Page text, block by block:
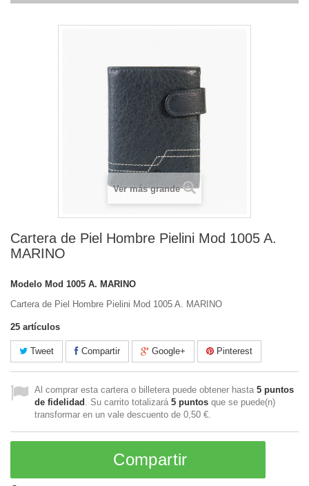
Ver más grande
Cartera de Piel Hombre Pielini Mod 1005 A.
MARINO
Modelo Mod 1005 A. MARINO
Cartera de Piel Hombre Pielini Mod 1005 A. MARINO
25 artículos
Tweet Compartir Google+ Pinterest
Al comprar esta cartera o billetera puede obtener hasta 5 puntos
de fidelidad . Su carrito totalizará 5 puntos que se puede(n)
transformar en un vale descuento de 0,50 €.
Compartir